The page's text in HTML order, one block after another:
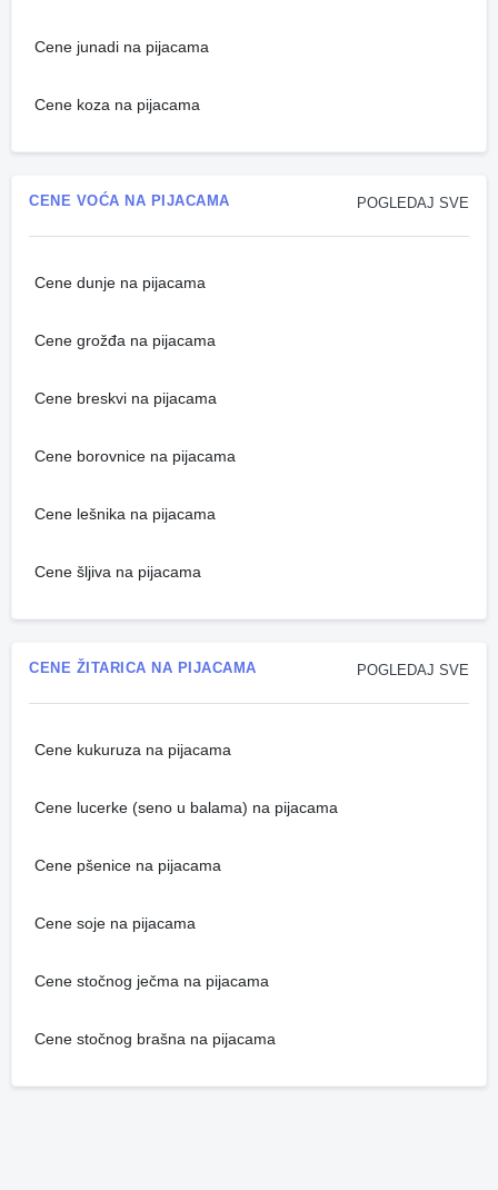
Cene junadi na pijacama
Cene koza na pijacama
POGLEDAJ SVE
CENE VOĆA NA PIJACAMA
Cene dunje na pijacama
Cene grožđa na pijacama
Cene breskvi na pijacama
Cene borovnice na pijacama
Cene lešnika na pijacama
Cene šljiva na pijacama
POGLEDAJ SVE
CENE ŽITARICA NA PIJACAMA
Cene kukuruza na pijacama
Cene lucerke (seno u balama) na pijacama
Cene pšenice na pijacama
Cene soje na pijacama
Cene stočnog ječma na pijacama
Cene stočnog brašna na pijacama